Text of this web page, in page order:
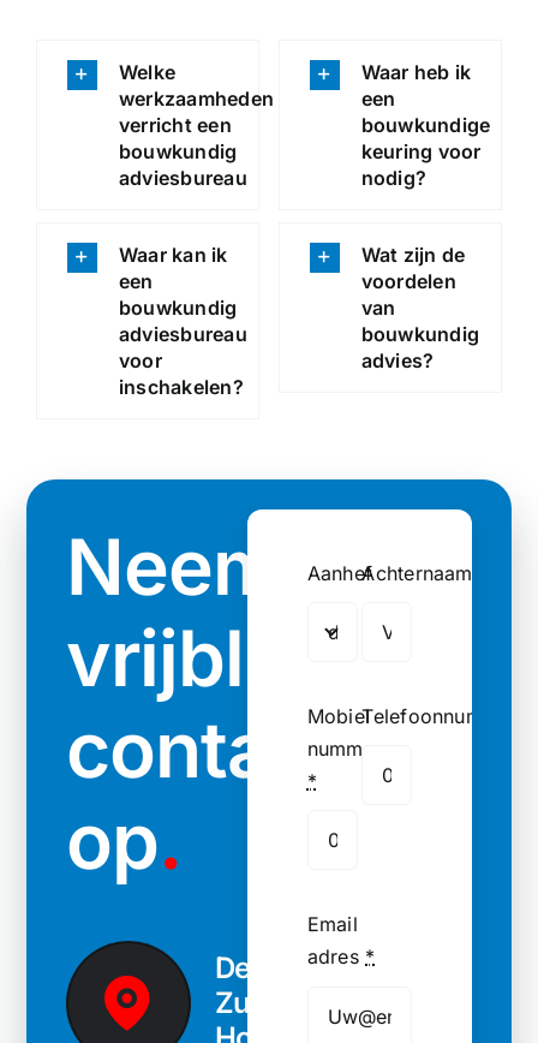
Welke
werkzaamheden
verricht een
bouwkundig
adviesbureau
Waar kan ik
een
bouwkundig
adviesbureau
voor
inschakelen?
Waar heb ik
een
bouwkundige
keuring voor
nodig?
Wat zijn de
voordelen
van
bouwkundig
advies?
Neem
vrijblijvend
contact
op.
Delft,
Zuid-
AanhefAchternaam
Mobiel
nummer
*
Telefoonnummer
Email
adres *